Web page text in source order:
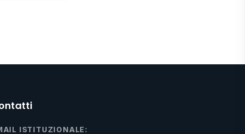
ISTITUZIONALE: